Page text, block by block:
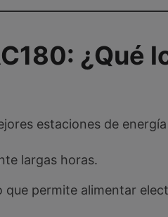
¿Qué
estaciones de
largas horas.
que permite alimentar